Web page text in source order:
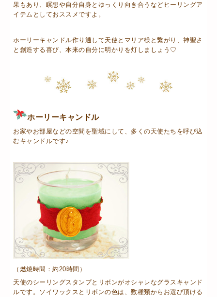
果もあり、瞑想や自分自身とゆっくり向き合うなどヒーリングア
イテムとしておススメですよ。
ホーリーキャンドル作り通して天使とマリア様と繋がり、神聖さ
と創造する喜び、本来の自分に明かりを灯しましょう♡
ホーリーキャンドル
お家やお部屋などの空間を聖域にして、多くの天使たちを呼び込
むキャンドルです♪
（燃焼時間：約20時間）
天使のシーリングスタンプとリボンがオシャレなグラスキャンド
ルです。ソイワックスとリボンの色は、数種類からお選び頂ける